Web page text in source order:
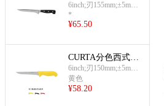
骨刀(6英寸去骨刀
(黑))
6inch;刃155mm;±5mm;
总长280mm
*
¥65.50
CURTA分色西式剔
骨刀(6英寸剔骨刀
(黄))
6inch;刃150mm;±5mm;
总长280mm
黄色
¥58.20